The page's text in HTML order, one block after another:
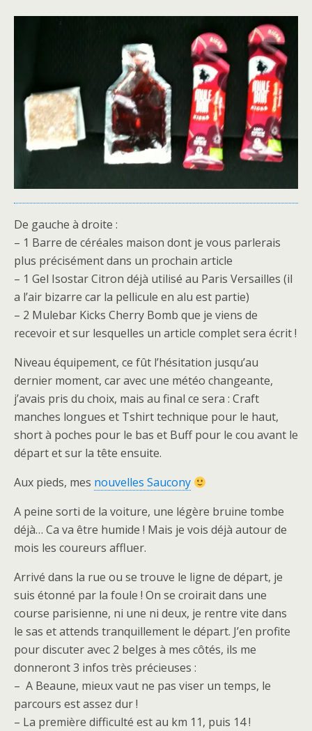
De gauche à droite :
– 1 Barre de céréales maison dont je vous parlerais
plus précisément dans un prochain article
– 1 Gel Isostar Citron déjà utilisé au Paris Versailles (il
a l’air bizarre car la pellicule en alu est partie)
– 2 Mulebar Kicks Cherry Bomb que je viens de
recevoir et sur lesquelles un article complet sera écrit !
Niveau équipement, ce fût l’hésitation jusqu’au
dernier moment, car avec une météo changeante,
j’avais pris du choix, mais au final ce sera : Craft
manches longues et Tshirt technique pour le haut,
short à poches pour le bas et Buff pour le cou avant le
départ et sur la tête ensuite.
Aux pieds, mes nouvelles Saucony
A peine sorti de la voiture, une légère bruine tombe
déjà… Ca va être humide ! Mais je vois déjà autour de
mois les coureurs affluer.
Arrivé dans la rue ou se trouve le ligne de départ, je
suis étonné par la foule ! On se croirait dans une
course parisienne, ni une ni deux, je rentre vite dans
le sas et attends tranquillement le départ. J’en profite
pour discuter avec 2 belges à mes côtés, ils me
donneront 3 infos très précieuses :
– A Beaune, mieux vaut ne pas viser un temps, le
parcours est assez dur !
– La première difficulté est au km 11, puis 14 !